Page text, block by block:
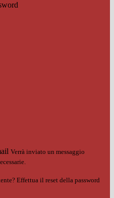
Verrà inviato un messaggio
Effettua il reset della password